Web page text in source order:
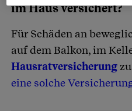
im Haus versichert?
Für Schäden an
auf dem Balkon, im
Hausratversicherung
eine solche